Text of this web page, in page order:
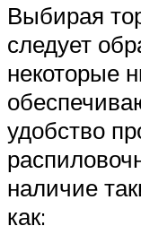
Выбирая
следует
некоторые
удобство
наличие
как: